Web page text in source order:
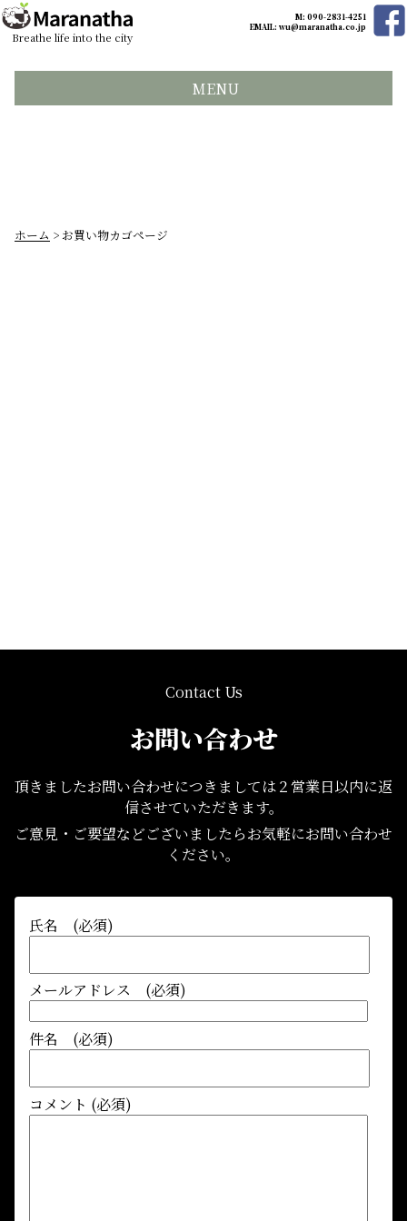
Breathe life into the city
M: 090-2831-4251
EMAIL:wu@maranatha.co.jp
MENU
ホーム > お買い物カゴページ
Contact Us
お問い合わせ
頂きましたお問い合わせにつきましては２営業日以内に返
信させていただきます。
ご意見・ご要望などございましたらお気軽にお問い合わせ
ください。
氏名 (必須)
メールアドレス (必須)
件名 (必須)
コメント (必須)